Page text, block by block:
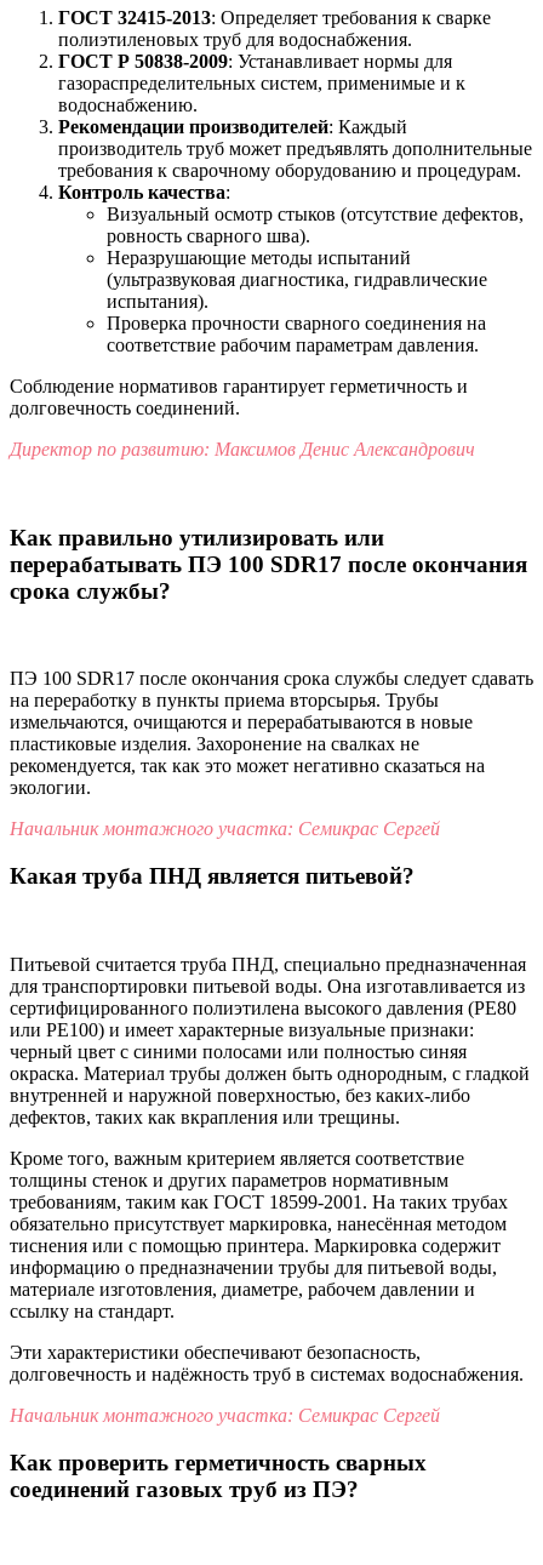
ГОСТ 32415-2013: Определяет требования к сварке
полиэтиленовых труб для водоснабжения.
ГОСТ Р 50838-2009: Устанавливает нормы для
газораспределительных систем, применимые и к
водоснабжению.
Рекомендации производителей: Каждый
производитель труб может предъявлять дополнительные
требования к сварочному оборудованию и процедурам.
Контроль качества:
Визуальный осмотр стыков (отсутствие дефектов,
ровность сварного шва).
Неразрушающие методы испытаний
(ультразвуковая диагностика, гидравлические
испытания).
Проверка прочности сварного соединения на
соответствие рабочим параметрам давления.
Соблюдение нормативов гарантирует герметичность и
долговечность соединений.
Директор по развитию: Максимов Денис Александрович
Как правильно утилизировать или
перерабатывать ПЭ 100 SDR17 после окончания
срока службы?
ПЭ 100 SDR17 после окончания срока службы следует сдавать
на переработку в пункты приема вторсырья. Трубы
измельчаются, очищаются и перерабатываются в новые
пластиковые изделия. Захоронение на свалках не
рекомендуется, так как это может негативно сказаться на
экологии.
Начальник монтажного участка: Семикрас Сергей
Какая труба ПНД является питьевой?
Питьевой считается труба ПНД, специально предназначенная
для транспортировки питьевой воды. Она изготавливается из
сертифицированного полиэтилена высокого давления (PE80
или PE100) и имеет характерные визуальные признаки:
черный цвет с синими полосами или полностью синяя
окраска. Материал трубы должен быть однородным, с гладкой
внутренней и наружной поверхностью, без каких-либо
дефектов, таких как вкрапления или трещины.
Кроме того, важным критерием является соответствие
толщины стенок и других параметров нормативным
требованиям, таким как ГОСТ 18599-2001. На таких трубах
обязательно присутствует маркировка, нанесённая методом
тиснения или с помощью принтера. Маркировка содержит
информацию о предназначении трубы для питьевой воды,
материале изготовления, диаметре, рабочем давлении и
ссылку на стандарт.
Эти характеристики обеспечивают безопасность,
долговечность и надёжность труб в системах водоснабжения.
Начальник монтажного участка: Семикрас Сергей
Как проверить герметичность сварных
соединений газовых труб из ПЭ?